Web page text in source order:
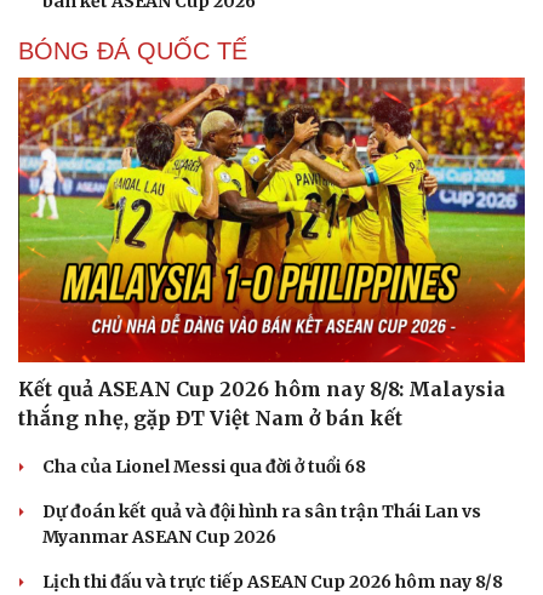
Cải chính
BÓNG ĐÁ QUỐC TẾ
Kết quả ASEAN Cup 2026 hôm nay 8/8: Malaysia
thắng nhẹ, gặp ĐT Việt Nam ở bán kết
Cha của Lionel Messi qua đời ở tuổi 68
Dự đoán kết quả và đội hình ra sân trận Thái Lan vs
Myanmar ASEAN Cup 2026
Lịch thi đấu và trực tiếp ASEAN Cup 2026 hôm nay 8/8